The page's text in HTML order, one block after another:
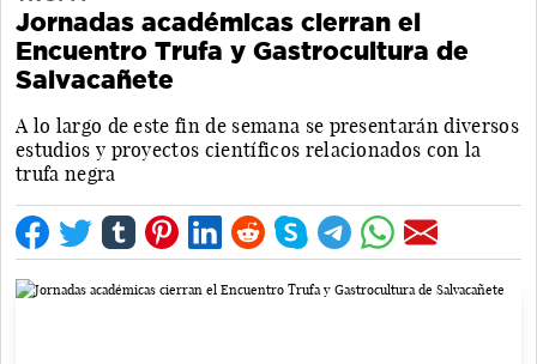
Jornadas académicas cierran el
Encuentro Trufa y Gastrocultura de
Salvacañete
A lo largo de este fin de semana se presentarán diversos
estudios y proyectos científicos relacionados con la
trufa negra